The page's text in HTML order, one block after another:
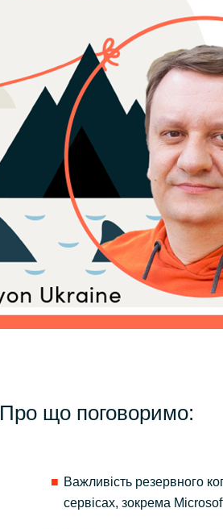
Про що поговоримо:
Важливість резервного
сервісах, зокрема